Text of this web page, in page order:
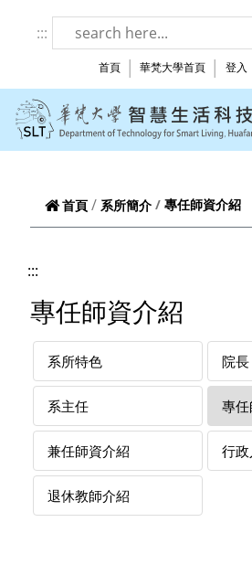
:::
首頁 華梵大學首頁 登入
首頁 系所簡介 專任師資介紹
:::
專任師資介紹
系所特色 院長
系主任 專
兼任師資介紹 行
退休教師介紹